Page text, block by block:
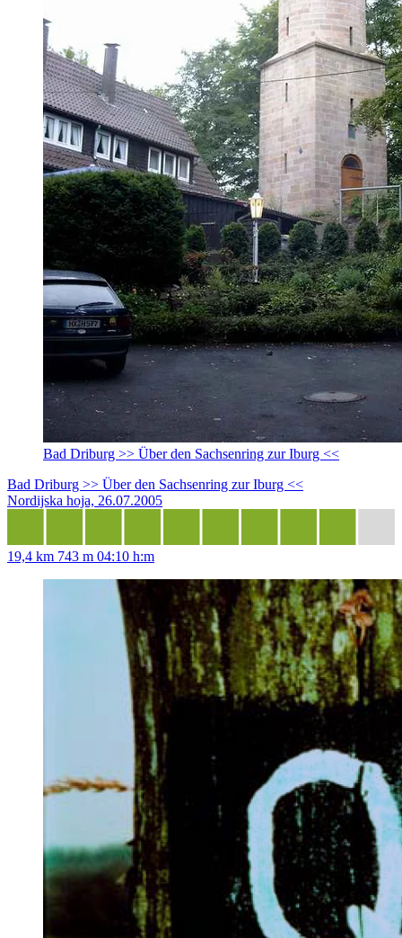
Bad Driburg >> Über den Sachsenring zur Iburg <<
Bad Driburg >> Über den Sachsenring zur Iburg <<
Nordijska hoja, 26.07.2005
19,4 km 743 m 04:10 h:m